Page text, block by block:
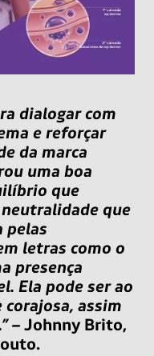
dialogar com
e reforçar
da marca
uma boa
que
que
pelas
letras como o
presença
Ela pode ser ao
assim
– Johnny Brito,